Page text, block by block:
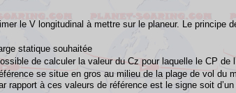
le V longitudinal à mettre sur le planeur. Le principe
statique souhaitée
de calculer la valeur du Cz pour laquelle le CP de
se situe en gros au milieu de la plage de vol
rapport à ces valeurs de référence est le signe soit